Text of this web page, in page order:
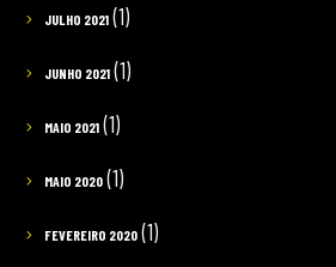
JULHO 2021(1)
JUNHO 2021(1)
MAIO 2021(1)
MAIO 2020(1)
FEVEREIRO 2020(1)